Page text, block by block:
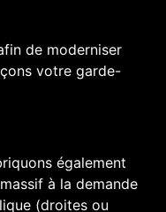
de moderniser
votre garde-
également
à la demande
(droites ou